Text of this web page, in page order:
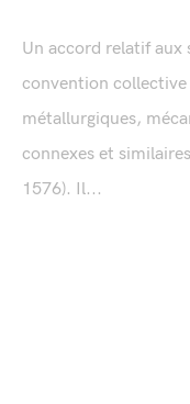
Un accord relatif aux
convention
métallurgiques,
connexes et
1576). Il...